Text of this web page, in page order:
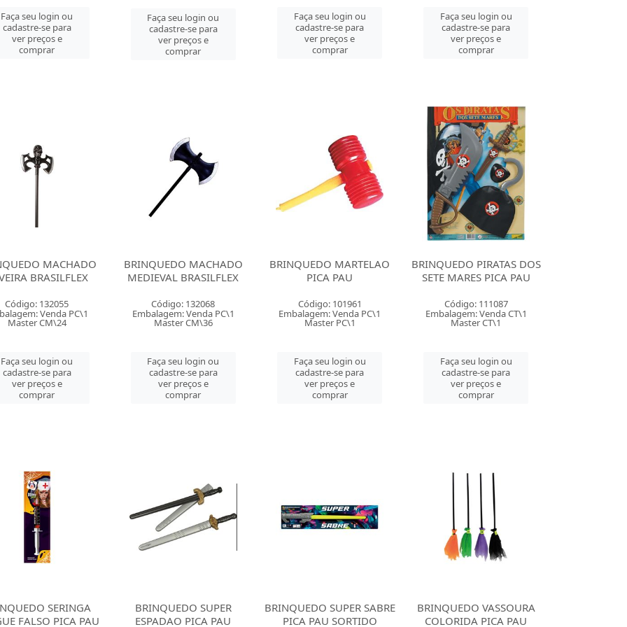
Faça seu login ou
cadastre-se para
ver preços e
comprar
Faça seu login ou
cadastre-se para
ver preços e
comprar
Faça seu login ou
cadastre-se para
ver preços e
comprar
Faça seu login ou
cadastre-se para
ver preços e
comprar
MACHADO
BRASILFLEX
Código: 132055
Venda PC\1
Master CM\24
Faça seu login ou
cadastre-se para
ver preços e
comprar
BRINQUEDO MACHADO
MEDIEVAL BRASILFLEX
Código: 132068
Embalagem: Venda PC\1
Master CM\36
Faça seu login ou
cadastre-se para
ver preços e
comprar
BRINQUEDO MARTELAO
PICA PAU
Código: 101961
Embalagem: Venda PC\1
Master PC\1
Faça seu login ou
cadastre-se para
ver preços e
comprar
BRINQUEDO PIRATAS DOS
SETE MARES PICA PAU
Código: 111087
Embalagem: Venda CT\1
Master CT\1
Faça seu login ou
cadastre-se para
ver preços e
comprar
SERINGA
FALSO PICA PAU
BRINQUEDO SUPER
ESPADAO PICA PAU
BRINQUEDO SUPER SABRE
PICA PAU SORTIDO
BRINQUEDO VASSOURA
COLORIDA PICA PAU